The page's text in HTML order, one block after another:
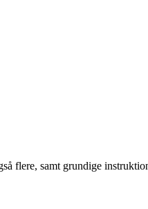
flere, samt grundige